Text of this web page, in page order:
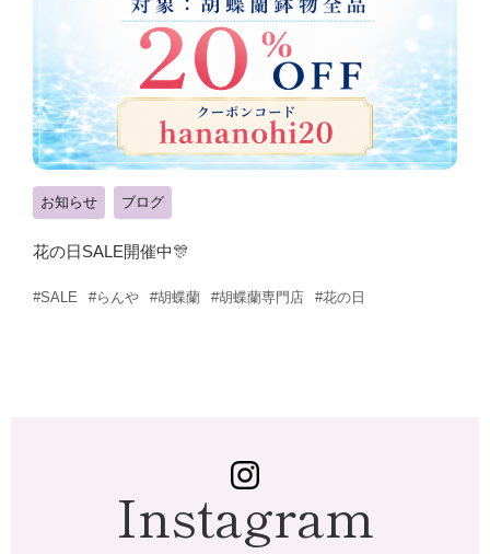
お知らせ ブログ
花の日SALE開催中🎊
#SALE #らんや #胡蝶蘭 #胡蝶蘭専門店 #花の日
Instagram